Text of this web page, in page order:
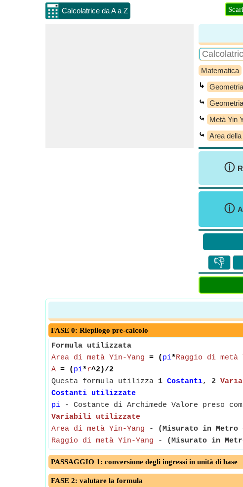
Calcolatrice da A a Z
Matematica
↳ Geometria
⤿
⤿ Metà Yin
⤿ Area
ⓘ
ⓘ
👎
FASE 0: Riepilogo pre-calcolo
Formula utilizzata
Area di metà Yin-Yang = ( pi*Raggio di metà
A = ( pi*r^2)/2
Questa formula utilizza 1 Costanti, 2
Costanti utilizzate
pi - Costante di Archimede Valore preso come
Variabili utilizzate
Area di metà Yin-Yang - (Misurato in Metro
Raggio di metà Yin-Yang - (Misurato in
PASSAGGIO 1: conversione degli ingressi in unità di base
FASE 2: valutare la formula